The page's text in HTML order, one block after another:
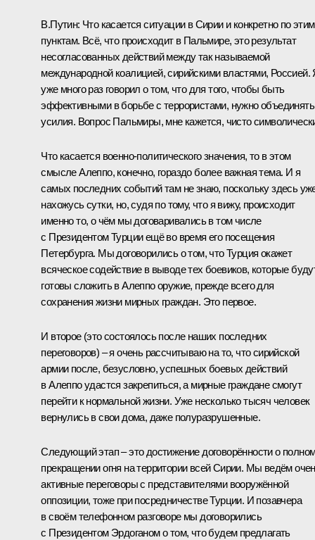
В.Путин: Что касается ситуации в Сирии и конкретно по этим
пунктам. Всё, что происходит в Пальмире, это результат
несогласованных действий между так называемой
международной коалицией, сирийскими властями, Россией.
уже много раз говорил о том, что для того, чтобы быть
эффективными в борьбе с террористами, нужно объединять
усилия. Вопрос Пальмиры, мне кажется, чисто
Что касается военно-политического значения, то в этом
смысле Алеппо, конечно, гораздо более важная тема. И я
самых последних событий там не знаю, поскольку здесь
нахожусь сутки, но, судя по тому, что я вижу, происходит
именно то, о чём мы договаривались в том числе
с Президентом Турции ещё во время его посещения
Петербурга. Мы договорились о том, что Турция окажет
всяческое содействие в выводе тех боевиков, которые
готовы сложить в Алеппо оружие, прежде всего для
сохранения жизни мирных граждан. Это первое.
И второе (это состоялось после наших последних
переговоров) – я очень рассчитываю на то, что сирийской
армии после, безусловно, успешных боевых действий
в Алеппо удастся закрепиться, а мирные граждане смогут
перейти к нормальной жизни. Уже несколько тысяч человек
вернулись в свои дома, даже полуразрушенные.
Следующий этап – это достижение договорённости о
прекращении огня на территории всей Сирии. Мы ведём
активные переговоры с представителями вооружённой
оппозиции, тоже при посредничестве Турции. И позавчера
в своём телефонном разговоре мы договорились
с Президентом Эрдоганом о том, что будем предлагать